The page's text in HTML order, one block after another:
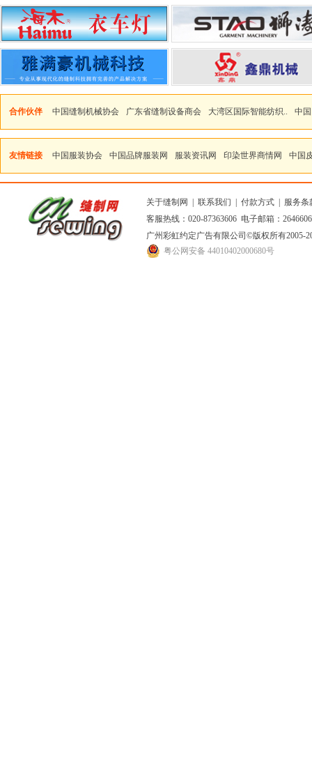
合作伙伴 中国缝制机械协会 广东省缝制设备商会 大湾区国际智能纺织.. 中
友情链接 中国服装协会 中国品牌服装网 服装资讯网 印染世界商情网 中国
关于缝制网 联系我们 付款方式
服务条
客服热线：020-87363606 电子邮箱：
广州彩虹约定广告有限公司 ©版权所有2005-
粤公网安备 44010402000680号